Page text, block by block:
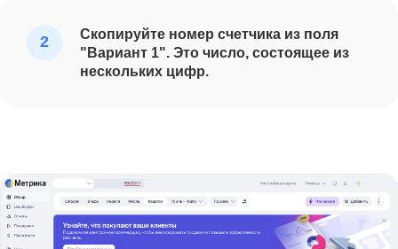
Скопируйте номер счетчика из поля
"Вариант 1". Это число, состоящее из
нескольких цифр.